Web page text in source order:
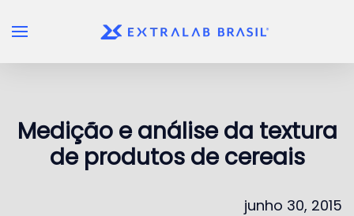
Skip to main content
Medição e análise da textura
de produtos de cereais
junho 30, 2015